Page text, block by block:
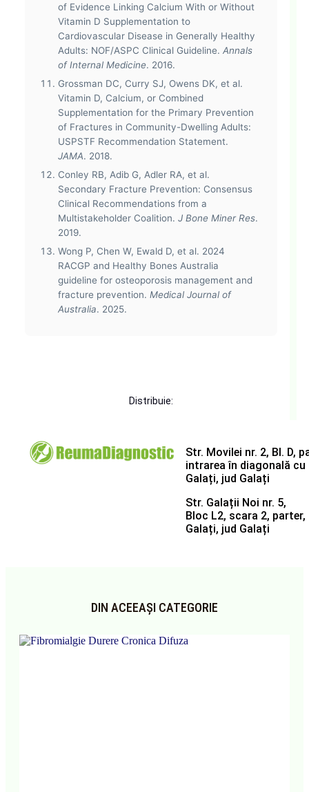
of Evidence Linking Calcium With or Without
Vitamin D Supplementation to
Cardiovascular Disease in Generally Healthy
Adults: NOF/ASPC Clinical Guideline.Annals
of Internal Medicine. 2016.
Grossman DC, Curry SJ, Owens DK, et al.
Vitamin D, Calcium, or Combined
Supplementation for the Primary Prevention
of Fractures in Community-Dwelling Adults:
USPSTF Recommendation Statement.
JAMA. 2018.
Conley RB, Adib G, Adler RA, et al.
Secondary Fracture Prevention: Consensus
Clinical Recommendations from a
Multistakeholder Coalition.J Bone Miner Res.
2019.
Wong P, Chen W, Ewald D, et al. 2024
RACGP and Healthy Bones Australia
guideline for osteoporosis management and
fracture prevention.Medical Journal of
Australia. 2025.
Distribuie:
Str. Movilei nr. 2, Bl. D,
intrarea în diagonală cu
Galați, jud Galați
Str. Galații Noi nr. 5,
Bloc L2, scara 2, parter,
Galați, jud Galați
DIN ACEEAȘI CATEGORIE